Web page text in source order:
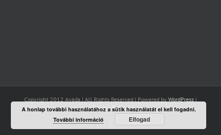
Copyright 2012 Avada | All Rights Reserved | Powered by WordPress |
Theme Fusion
Facebook
A honlap további használatához a sütik használatát el kell fogadni.
További információ
Elfogad